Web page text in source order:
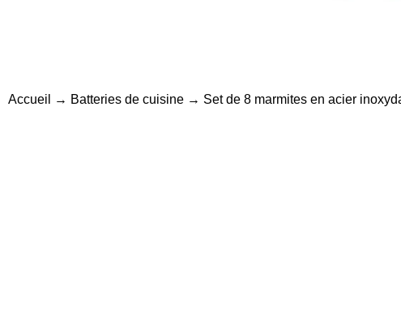
Accueil → Batteries de cuisine → Set de 8 marmites en acier